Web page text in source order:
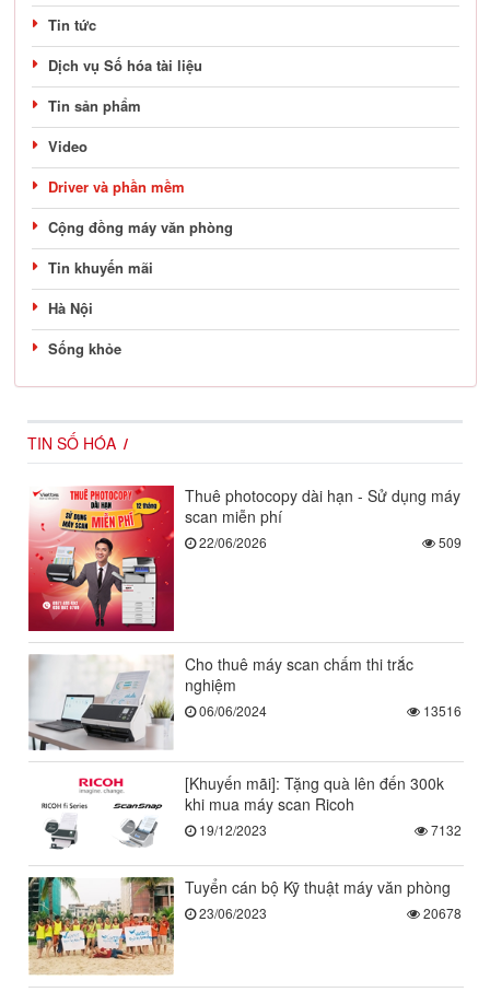
Tin tức
Dịch vụ Số hóa tài liệu
Tin sản phẩm
Video
Driver và phần mềm
Cộng đồng máy văn phòng
Tin khuyến mãi
Hà Nội
Sống khỏe
TIN SỐ HÓA
Thuê photocopy dài hạn - Sử dụng máy
scan miễn phí
22/06/2026 509
Cho thuê máy scan chấm thi trắc
nghiệm
06/06/2024 13516
[Khuyến mãi]: Tặng quà lên đến 300k
khi mua máy scan Ricoh
19/12/2023 7132
Tuyển cán bộ Kỹ thuật máy văn phòng
23/06/2023 20678